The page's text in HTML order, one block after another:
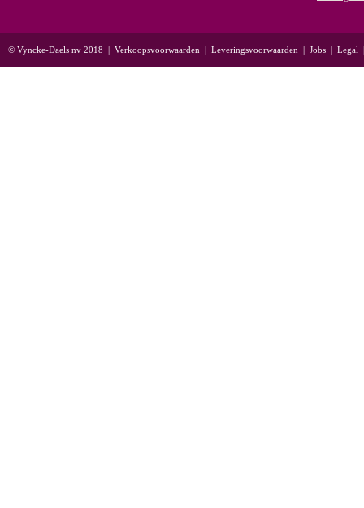
© Vyncke-Daels nv 2018 | Verkoopsvoorwaarden | Leveringsvoorwaarden | Jobs | Legal